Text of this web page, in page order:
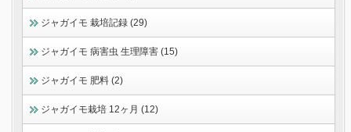
ジャガイモ 栽培記録 (29)
ジャガイモ 病害虫 生理障害 (15)
ジャガイモ 肥料 (2)
ジャガイモ栽培 12ヶ月 (12)